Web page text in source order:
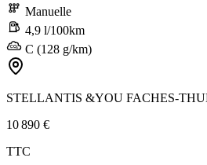
Manuelle
4,9 l/100km
C (128 g/km)
STELLANTIS &YOU FACHES-
10 890 €
TTC